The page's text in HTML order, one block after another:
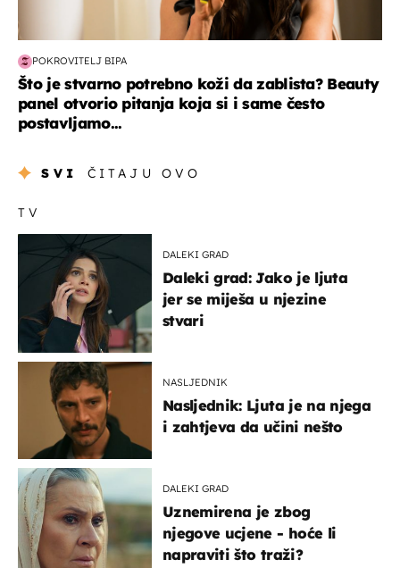
POKROVITELJ BIPA
Što je stvarno potrebno koži da zablista? Beauty
panel otvorio pitanja koja si i same često
postavljamo...
SVI ČITAJU OVO
TV
DALEKI GRAD
Daleki grad: Jako je ljuta
jer se miješa u njezine
stvari
NASLJEDNIK
Nasljednik: Ljuta je na njega
i zahtjeva da učini nešto
DALEKI GRAD
Uznemirena je zbog
njegove ucjene - hoće li
napraviti što traži?